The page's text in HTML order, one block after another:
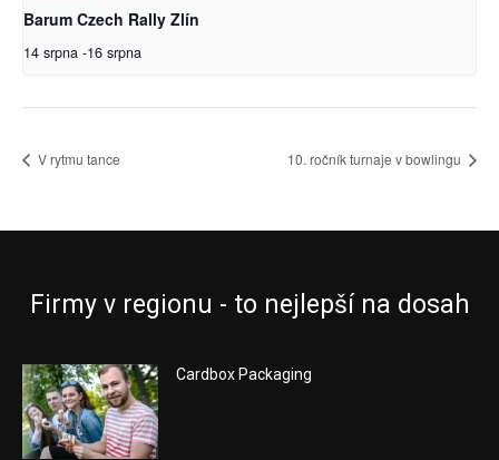
Barum Czech Rally Zlín
14 srpna -16 srpna
V rytmu tance 10. ročník turnaje v bowlingu
Firmy v regionu - to nejlepší na dosah
Cardbox Packaging